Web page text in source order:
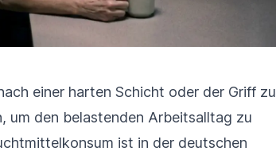
einer harten Schicht oder der Griff zu
um den belastenden Arbeitsalltag zu
ist in der deutschen